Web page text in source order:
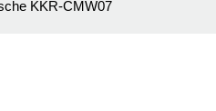
KKR-CMW07